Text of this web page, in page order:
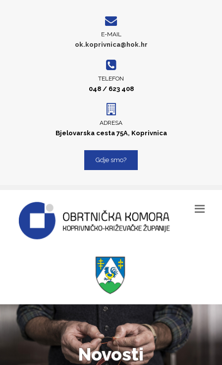
E-MAIL
ok.koprivnica@hok.hr
TELEFON
048 / 623 408
ADRESA
Bjelovarska cesta 75A, Koprivnica
Gdje smo?
Novosti